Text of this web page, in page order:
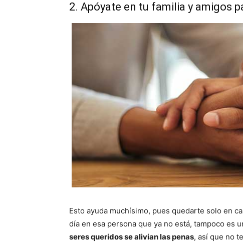
2. Apóyate en tu familia y amigos
Esto ayuda muchísimo, pues quedarte solo en
día en esa persona que ya no está, tampoco es
seres queridos se alivian las penas, así que no